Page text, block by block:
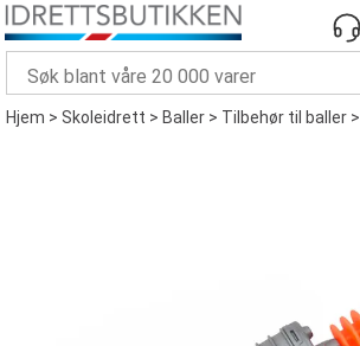
Hjem>Skoleidrett>Baller>Tilbehør til baller>